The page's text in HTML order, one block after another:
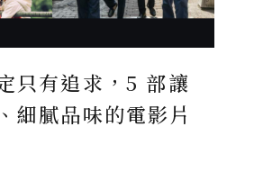
只有追求，5 部讓
細膩品味的電影片